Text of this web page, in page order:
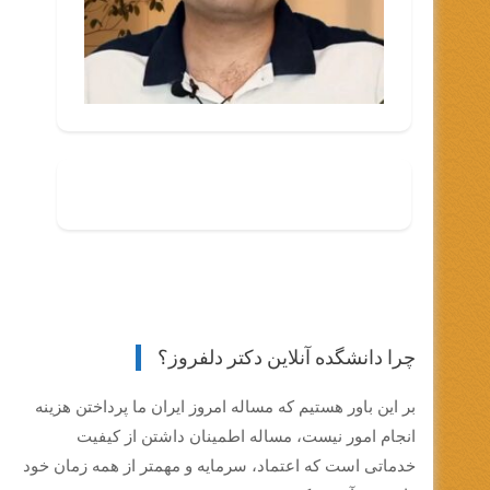
چرا دانشگده آنلاین دکتر دلفروز؟
بر این باور هستیم که مساله امروز ایران ما پرداختن هزینه
انجام امور نیست، مساله اطمینان داشتن از کیفیت
خدماتی است که اعتماد، سرمایه و مهمتر از همه زمان خود